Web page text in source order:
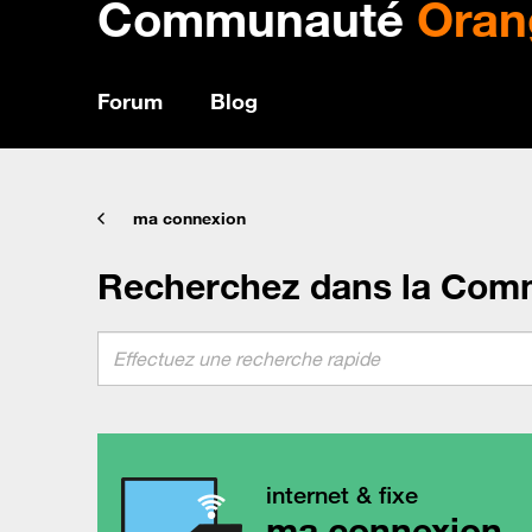
Communauté
Forum Blog
ma connexion
Recherchez dans la
internet & fixe